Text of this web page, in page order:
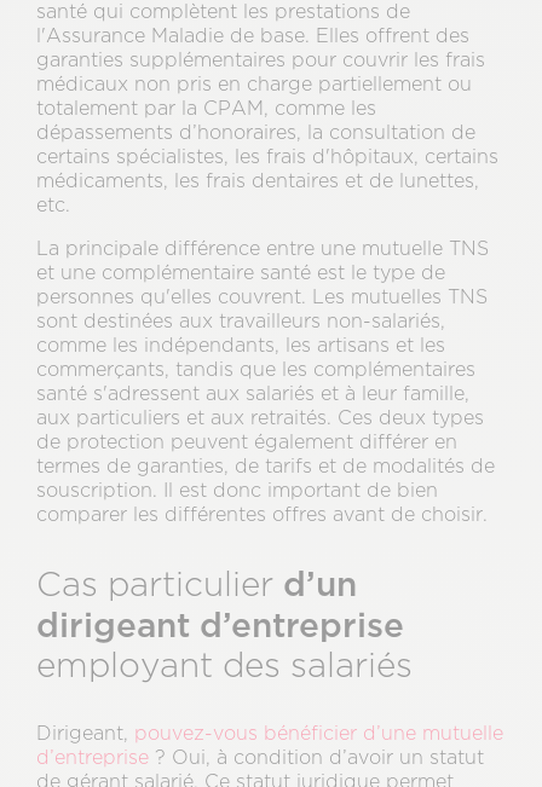
santé qui complètent les prestations de
l'Assurance Maladie de base. Elles offrent des
garanties supplémentaires pour couvrir les frais
médicaux non pris en charge partiellement ou
totalement par la CPAM, comme les
dépassements d’honoraires, la consultation de
certains spécialistes, les frais d'hôpitaux, certains
médicaments, les frais dentaires et de lunettes,
etc.
La principale différence entre une mutuelle TNS
et une complémentaire santé est le type de
personnes qu'elles couvrent. Les mutuelles TNS
sont destinées aux travailleurs non-salariés,
comme les indépendants, les artisans et les
commerçants, tandis que les complémentaires
santé s'adressent aux salariés et à leur famille,
aux particuliers et aux retraités. Ces deux types
de protection peuvent également différer en
termes de garanties, de tarifs et de modalités de
souscription. Il est donc important de bien
comparer les différentes offres avant de choisir.
Cas particulier d’un
dirigeant d’entreprise
employant des salariés
Dirigeant, pouvez-vous bénéficier d’une mutuelle
d’entreprise ? Oui, à condition d’avoir un statut
de gérant salarié. Ce statut juridique permet